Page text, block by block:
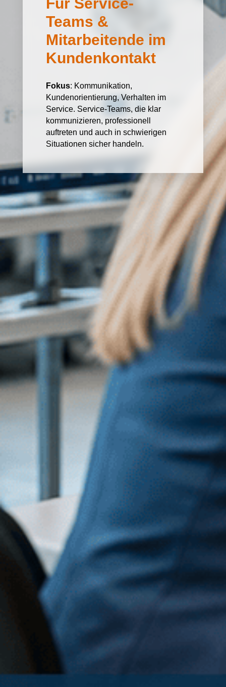
Teams &
Mitarbeitende im
Kundenkontakt
Fokus: Kommunikation,
Kundenorientierung, Verhalten im
Service. Service-Teams, die klar
kommunizieren, professionell
auftreten und auch in schwierigen
Situationen sicher handeln.